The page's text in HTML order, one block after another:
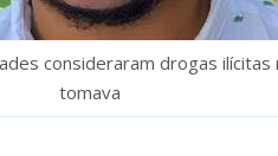
consideraram drogas
tomava